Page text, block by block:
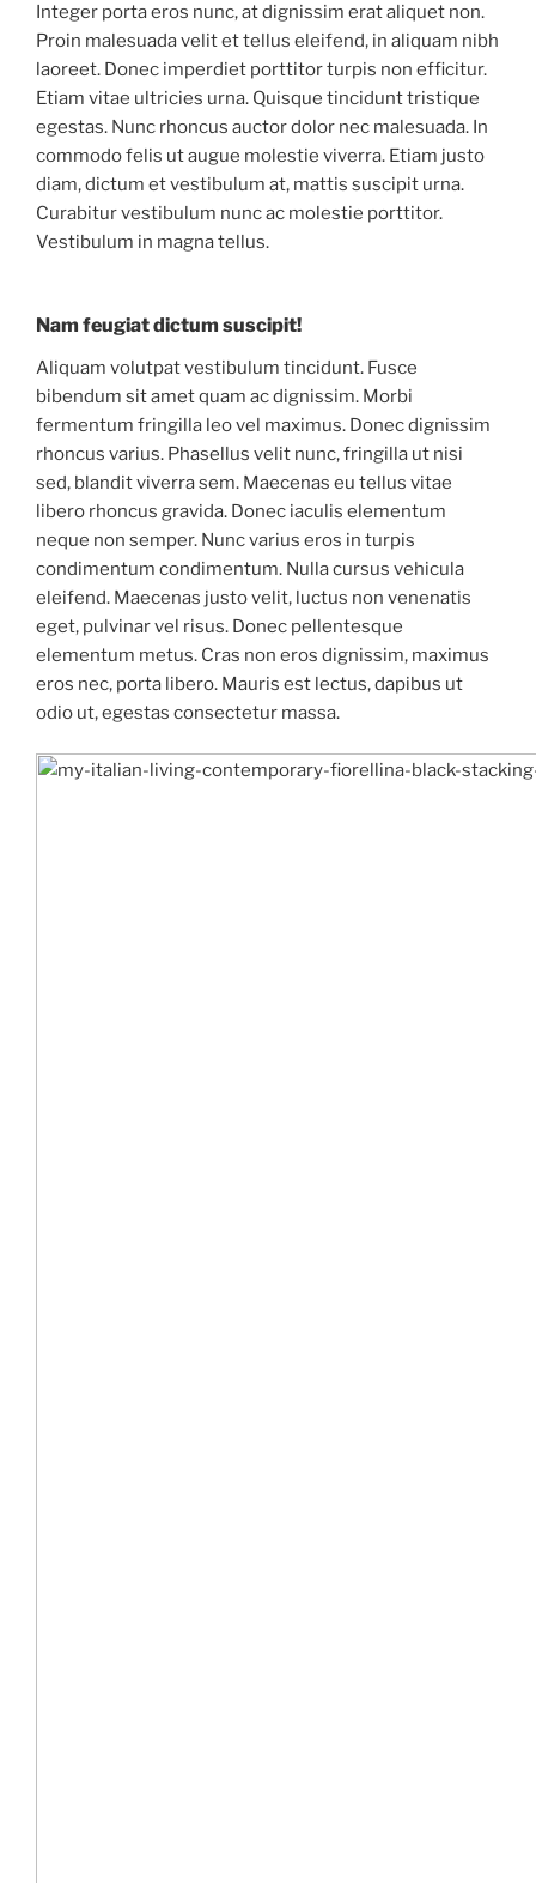
Integer porta eros nunc, at dignissim erat aliquet non.
Proin malesuada velit et tellus eleifend, in aliquam nibh
laoreet. Donec imperdiet porttitor turpis non efficitur.
Etiam vitae ultricies urna. Quisque tincidunt tristique
egestas. Nunc rhoncus auctor dolor nec malesuada. In
commodo felis ut augue molestie viverra. Etiam justo
diam, dictum et vestibulum at, mattis suscipit urna.
Curabitur vestibulum nunc ac molestie porttitor.
Vestibulum in magna tellus.
Nam feugiat dictum suscipit!
Aliquam volutpat vestibulum tincidunt. Fusce
bibendum sit amet quam ac dignissim. Morbi
fermentum fringilla leo vel maximus. Donec dignissim
rhoncus varius. Phasellus velit nunc, fringilla ut nisi
sed, blandit viverra sem. Maecenas eu tellus vitae
libero rhoncus gravida. Donec iaculis elementum
neque non semper. Nunc varius eros in turpis
condimentum condimentum. Nulla cursus vehicula
eleifend. Maecenas justo velit, luctus non venenatis
eget, pulvinar vel risus. Donec pellentesque
elementum metus. Cras non eros dignissim, maximus
eros nec, porta libero. Mauris est lectus, dapibus ut
odio ut, egestas consectetur massa.